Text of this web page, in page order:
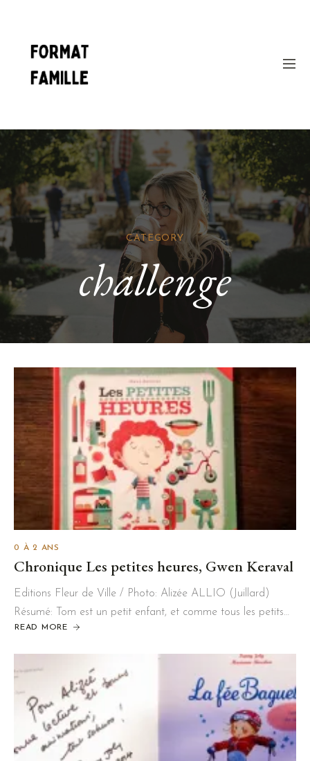
CATEGORY
challenge
0 À 2 ANS
Chronique Les petites heures, Gwen Keraval
Editions Fleur de Ville / Photo: Alizée ALLIO (Juillard)
Résumé: Tom est un petit enfant, et comme tous les petits…
READ MORE